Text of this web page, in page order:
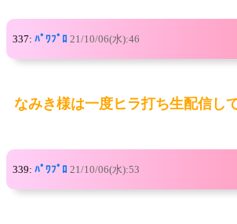
337: ﾊﾟﾜﾌﾟﾛ 21/10/06(水):46
なみき様は一度ヒラ打ち生配信し
339: ﾊﾟﾜﾌﾟﾛ 21/10/06(水):53